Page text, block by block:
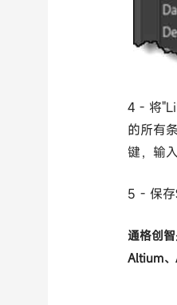
4 - 将
的所有
键，输
5 - 保
通格创
Altium、